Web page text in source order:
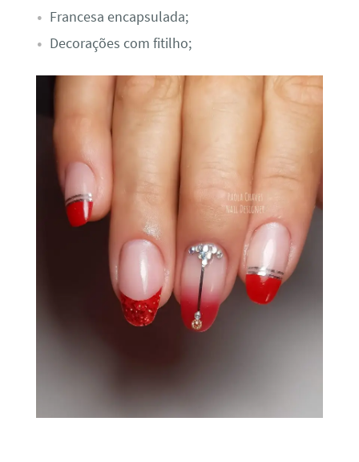
Francesa encapsulada;
Decorações com fitilho;